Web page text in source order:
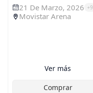
21 De Marzo, 2026 +9
Movistar Arena
Ver más
Comprar